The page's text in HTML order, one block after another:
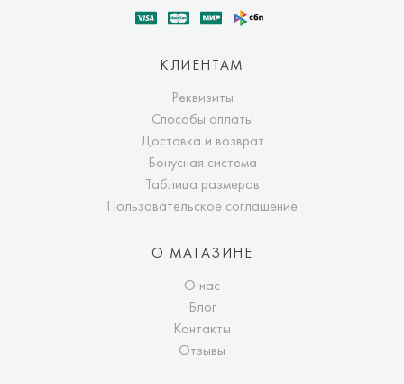
КЛИЕНТАМ
Реквизиты
Способы оплаты
Доставка и возврат
Бонусная система
Таблица размеров
Пользовательское соглашение
О МАГАЗИНЕ
О нас
Блог
Контакты
Отзывы